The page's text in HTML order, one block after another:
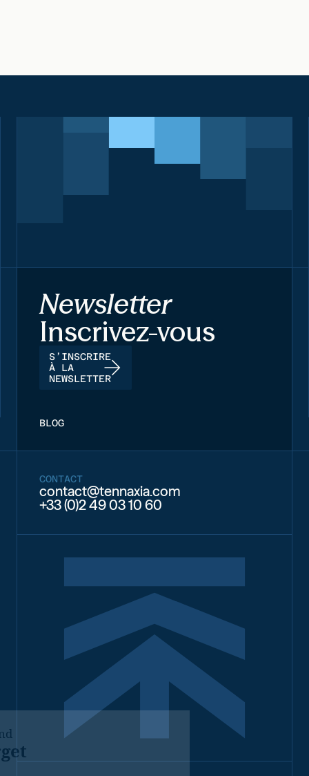
Newsletter
Inscrivez-vous
S’INSCRIRE
À LA
NEWSLETTER
BLOG
CONTACT
contact@tennaxia.com
+33 (0)2 49 03 10 60